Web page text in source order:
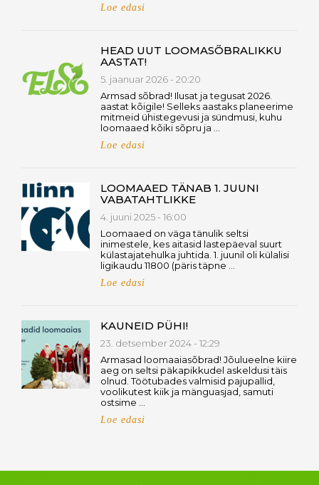
Loe edasi
HEAD UUT LOOMASÕBRALIKKU
AASTAT!
5. jaanuar 2026 - 20:20
Armsad sõbrad! Ilusat ja tegusat 2026.
aastat kõigile! Selleks aastaks planeerime
mitmeid ühistegevusi ja sündmusi, kuhu
loomaaed kõiki sõpru ja …
Loe edasi
LOOMAAED TÄNAB 1. JUUNI
VABATAHTLIKKE
4. juuni 2025 - 16:00
Loomaaed on väga tänulik seltsi
inimestele, kes aitasid lastepäeval suurt
külastajatehulka juhtida. 1. juunil oli külalisi
ligikaudu 11800 (päris täpne …
Loe edasi
KAUNEID PÜHI!
23. detsember 2024 - 12:29
Armasad loomaaiasõbrad! Jõulueelne kiire
aeg on seltsi päkapikkudel askeldusi täis
olnud. Töötubades valmisid pajupallid,
voolikutest kiik ja mänguasjad, samuti
ostsime …
Loe edasi